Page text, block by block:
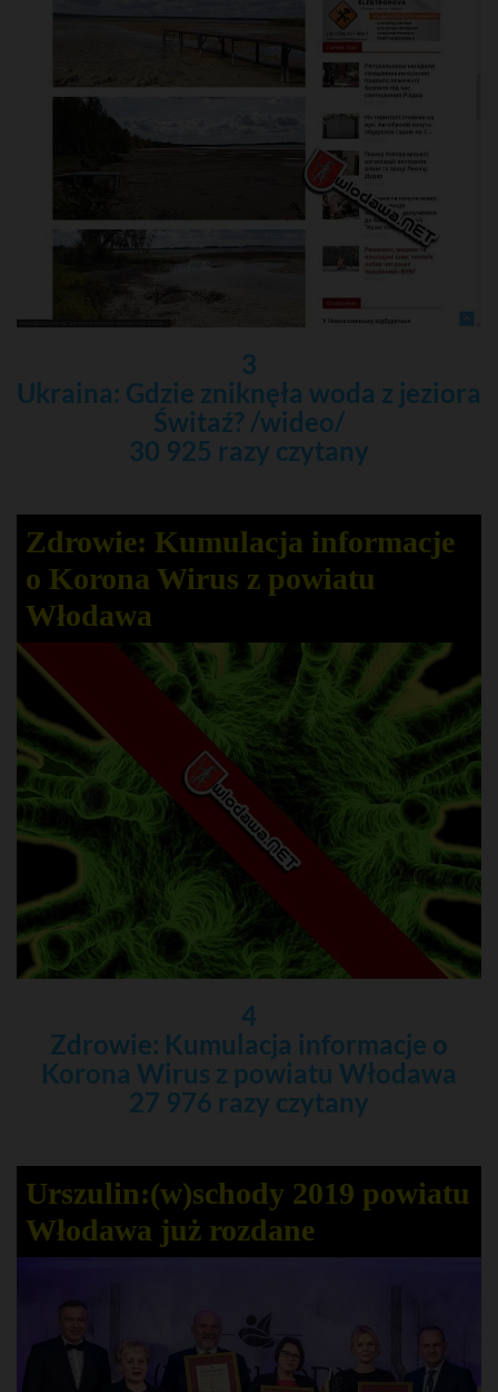
3
Ukraina: Gdzie zniknęła woda z jeziora
Świtaź? /wideo/
30 925 razy czytany
Zdrowie: Kumulacja informacje
o Korona Wirus z powiatu
Włodawa
4
Zdrowie: Kumulacja informacje o
Korona Wirus z powiatu Włodawa
27 976 razy czytany
Urszulin:(w)schody 2019 powiatu
Włodawa już rozdane